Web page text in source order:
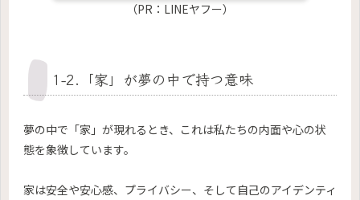
（PR：LINEヤフー）
1-2.「家」が夢の中で持つ意味
夢の中で「家」が現れるとき、これは私たちの内面や心の状
態を象徴しています。
家は安全や安心感、プライバシー、そして自己のアイデンティ